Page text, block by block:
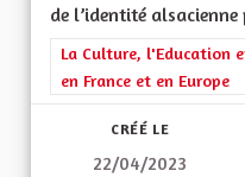
de l’identité
Filtrer les résultats de
La Culture, l'Education
en France et en Europe
CRÉÉ LE
22/04/2023